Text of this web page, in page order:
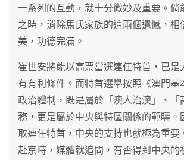
一系列的互動，就十分微妙及重要。倘
之時，消除馬氏家族的這兩個遺憾，相
美，功德完滿。
崔世安將能以高票當選連任特首，已是
有有利條件。而特首選舉按照《澳門基
政治體制，既是屬於「澳人治澳」、「
務，更是屬於中央與特區關係的範疇。
取連任特首，中央的支持也就極為重要
赴京時，媒體就追問，有否得到中央的